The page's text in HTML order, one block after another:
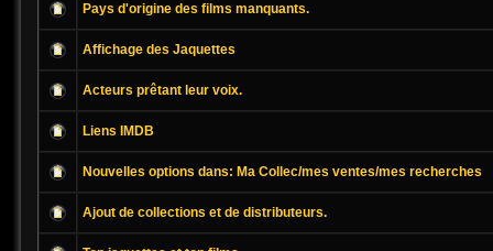
Pays d'origine des films manquants.
Affichage des Jaquettes
Acteurs prêtant leur voix.
Liens IMDB
Nouvelles options dans: Ma Collec/mes ventes/mes recherches
Ajout de collections et de distributeurs.